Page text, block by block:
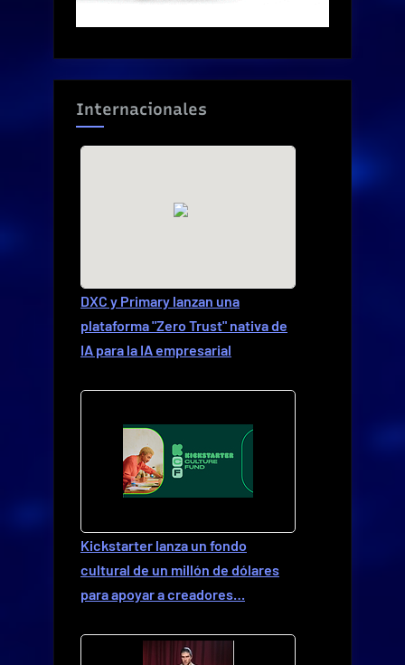
Internacionales
DXC y Primary lanzan una
plataforma "Zero Trust" nativa de
IA para la IA empresarial
Kickstarter lanza un fondo
cultural de un millón de dólares
para apoyar a creadores…